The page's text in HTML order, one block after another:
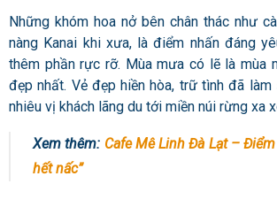
Những khóm hoa nở bên chân thác như
nàng Kanai khi xưa, là điểm nhấn đáng
thêm phần rực rỡ. Mùa mưa có lẽ là mùa
đẹp nhất. Vẻ đẹp hiền hòa, trữ tình đã
nhiêu vị khách lãng du tới miền núi rừng xa
Xem thêm: Cafe Mê Linh Đà Lạt –
hết nấc”